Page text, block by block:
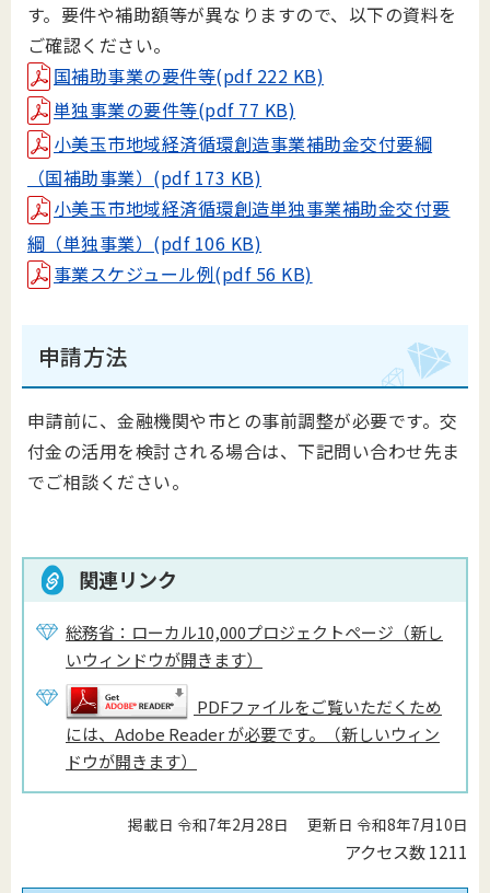
す。要件や補助額等が異なりますので、以下の資料を
ご確認ください。
国補助事業の要件等(pdf 222 KB)
単独事業の要件等(pdf 77 KB)
小美玉市地域経済循環創造事業補助金交付要綱
（国補助事業）(pdf 173 KB)
小美玉市地域経済循環創造単独事業補助金交付要
綱（単独事業）(pdf 106 KB)
事業スケジュール例(pdf 56 KB)
申請方法
申請前に、金融機関や市との事前調整が必要です。交
付金の活用を検討される場合は、下記問い合わせ先ま
でご相談ください。
関連リンク
総務省：ローカル10,000プロジェクトページ（新し
いウィンドウが開きます）
PDFファイルをご覧いただくため
には、Adobe Reader が必要です。（新しいウィン
ドウが開きます）
掲載日 令和7年2月28日 更新日 令和8年7月10日
アクセス数1211